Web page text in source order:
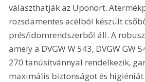
választhatják az Uponort.
rozsdamentes acélból készült
prés/idomrendszerből áll. A
amely a DVGW W 543, DVGW GW
270 tanúsítvánnyal rendelkezik,
maximális biztonságot és